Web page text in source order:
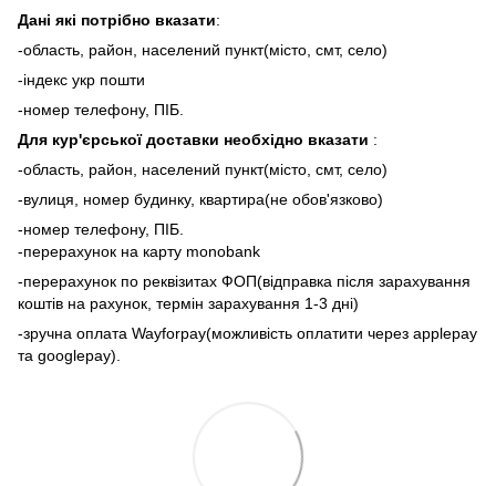
Дані які потрібно вказати:
-область, район, населений пункт(місто, смт, село)
-індекс укр пошти
-номер телефону, ПІБ.
Для кур'єрської доставки необхідно вказати :
-область, район, населений пункт(місто, смт, село)
-вулиця, номер будинку, квартира(не обов'язково)
-номер телефону, ПІБ.
-перерахунок на карту monobank
-перерахунок по реквізитах ФОП(відправка після зарахування
коштів на рахунок, термін зарахування 1-3 дні)
-зручна оплата Wayforpay(можливість оплатити через applepay
та googlepay).